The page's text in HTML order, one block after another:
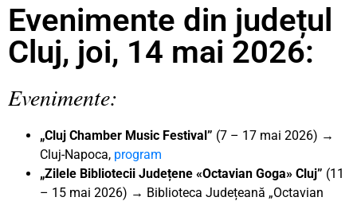
Evenimente din județul
Cluj, joi, 14 mai 2026:
Evenimente:
„Cluj Chamber Music Festival” (7 – 17 mai 2026) →
Cluj-Napoca, program
„Zilele Bibliotecii Județene «Octavian Goga» Cluj” (11
– 15 mai 2026) → Biblioteca Județeană „Octavian